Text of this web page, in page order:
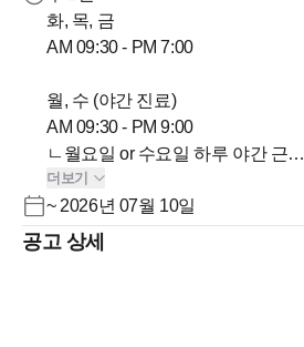
화, 목, 금
AM 09:30 - PM 7:00
월, 수 (야간 진료)
AM 09:30 - PM 9:00
ㄴ월요일 or 수요일 하루 야간 근무
토
AM 9:00 - PM 2:30분
더보기
~ 2026년 07월 10일
공고 상세